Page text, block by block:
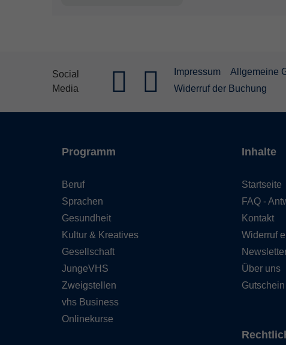
Social
Media
Impressum Allgemeine
Widerruf der Buchung
Programm
Beruf
Sprachen
Gesundheit
Kultur & Kreatives
Gesellschaft
JungeVHS
Zweigstellen
vhs Business
Onlinekurse
Inhalte
Startseite
FAQ -
Kontakt
Widerruf
Über uns
Gutschein